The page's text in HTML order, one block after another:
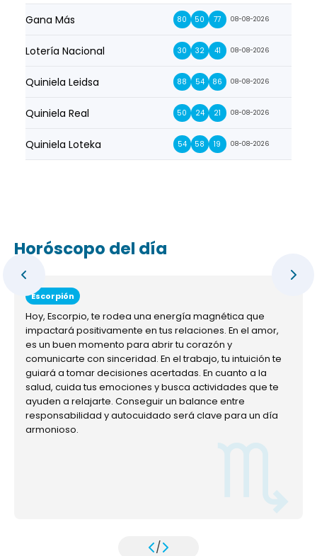
Gana Más 80 50 77 08-08-2026
Lotería Nacional 30 32 41 08-08-2026
Quiniela Leidsa 88 54 86 08-08-2026
Quiniela Real 50 24 21 08-08-2026
Quiniela Loteka 54 58 19 08-08-2026
Horóscopo del día
Escorpión
Hoy, Escorpio, te rodea una energía magnética que
impactará positivamente en tus relaciones. En el amor,
es un buen momento para abrir tu corazón y
comunicarte con sinceridad. En el trabajo, tu intuición te
guiará a tomar decisiones acertadas. En cuanto a la
salud, cuida tus emociones y busca actividades que te
ayuden a relajarte. Conseguir un balance entre
responsabilidad y autocuidado será clave para un día
armonioso.
/